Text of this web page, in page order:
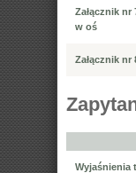
Załącznik
w oś
Załącznik
Wyjaśnienia